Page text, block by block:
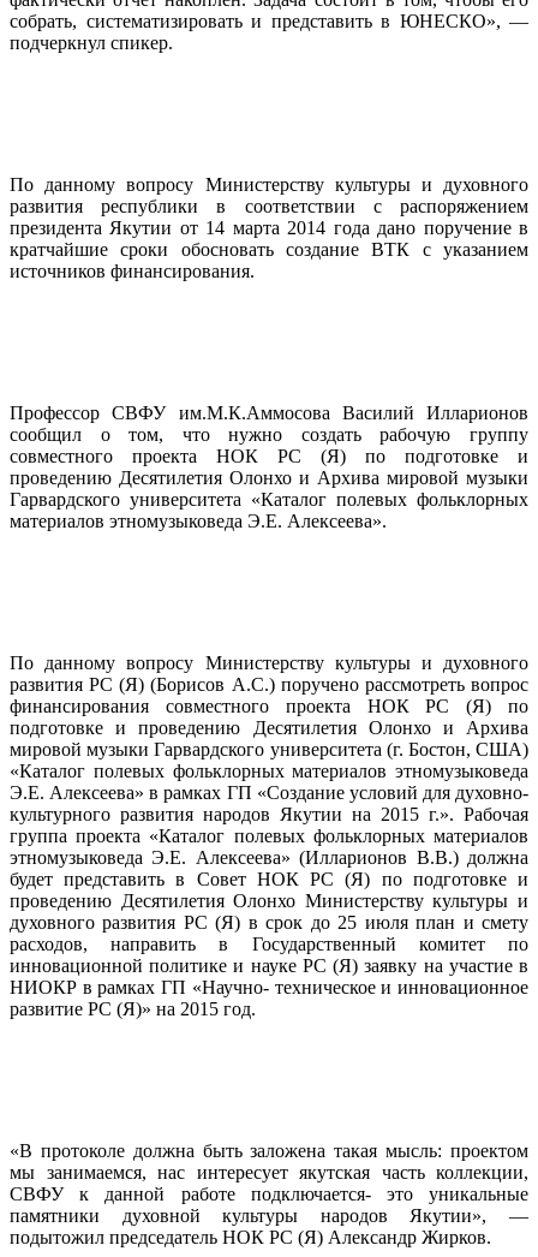
собрать, систематизировать и представить в ЮНЕСКО», —
подчеркнул спикер.
По данному вопросу Министерству культуры и духовного
развития республики в соответствии с распоряжением
президента Якутии от 14 марта 2014 года дано поручение в
кратчайшие сроки обосновать создание ВТК с указанием
источников финансирования.
Профессор СВФУ им.М.К.Аммосова Василий Илларионов
сообщил о том, что нужно создать рабочую группу
совместного проекта НОК PC (Я) по подготовке и
проведению Десятилетия Олонхо и Архива мировой музыки
Гарвардского университета «Каталог полевых фольклорных
материалов этномузыковеда Э.Е. Алексеева».
По данному вопросу Министерству культуры и духовного
развития PC (Я) (Борисов А.С.) поручено рассмотреть вопрос
финансирования совместного проекта НОК PC (Я) по
подготовке и проведению Десятилетия Олонхо и Архива
мировой музыки Гарвардского университета (г. Бостон, США)
«Каталог полевых фольклорных материалов этномузыковеда
Э.Е. Алексеева» в рамках ГП «Создание условий для духовно-
культурного развития народов Якутии на 2015 г.». Рабочая
группа проекта «Каталог полевых фольклорных материалов
этномузыковеда Э.Е. Алексеева» (Илларионов В.В.) должна
будет представить в Совет НОК PC (Я) по подготовке и
проведению Десятилетия Олонхо Министерству культуры и
духовного развития PC (Я) в срок до 25 июля план и смету
расходов, направить в Государственный комитет по
инновационной политике и науке PC (Я) заявку на участие в
НИОКР в рамках ГП «Научно- техническое и инновационное
развитие PC (Я)» на 2015 год.
«В протоколе должна быть заложена такая мысль: проектом
мы занимаемся, нас интересует якутская часть коллекции,
СВФУ к данной работе подключается- это уникальные
памятники духовной культуры народов Якутии», —
подытожил председатель НОК РС (Я) Александр Жирков.